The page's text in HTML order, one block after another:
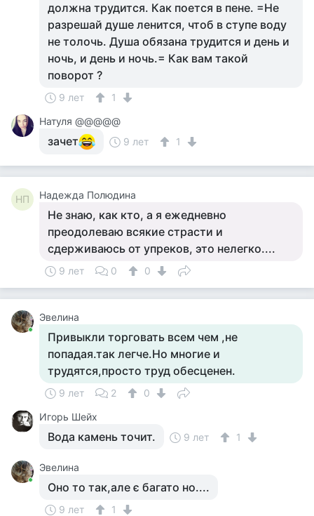
должна трудится. Как поется в пене. =Не
разрешай душе ленится, чтоб в ступе воду
не толочь. Душа обязана трудится и день и
ночь, и день и ночь.= Как вам такой
поворот ?
9 лет
1
Натуля @@@@@
зачет 9 лет 1
НП Надежда Полюдина
Не знаю, как кто, а я ежедневно
преодолеваю всякие страсти и
сдерживаюсь от упреков, это нелегко....
9 лет 0 0
Эвелина
Привыкли торговать всем чем ,не
попадая.так легче.Но многие и
трудятся,просто труд обесценен.
9 лет 2
0
Игорь Шейх
Вода камень точит. 9 лет 1
Эвелина
Оно то так,але є багато но....
9 лет 1